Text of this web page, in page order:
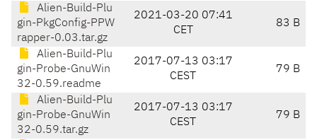
Alien-Build-Plu
gin-PkgConfig-PPW
rapper-0.03.tar.gz
2021-03-20 07:41
CET
83 B
Alien-Build-Plu
gin-Probe-GnuWin
32-0.59.readme
2017-07-13 03:17
CEST
79 B
Alien-Build-Plu
gin-Probe-GnuWin
32-0.59.tar.gz
2017-07-13 03:17
CEST
79 B